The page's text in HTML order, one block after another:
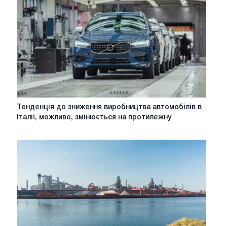
проти
Туреччини
через
покупки
С-400
у
Росії
Тенденція
до
можливо,
змінюється
на
протилежну
Тенденція до зниження виробництва автомобілів в
Італії, можливо, змінюється на протилежну